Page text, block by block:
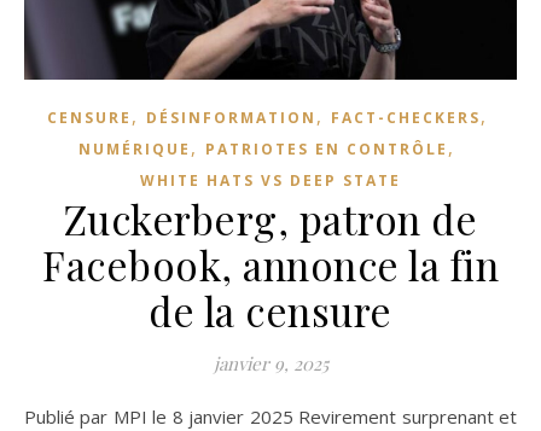
CENSURE , DÉSINFORMATION , FACT-CHECKERS,
NUMÉRIQUE , PATRIOTES EN CONTRÔLE ,
WHITE HATS VS DEEP STATE
Zuckerberg, patron de
Facebook, annonce la fin
de la censure
janvier 9, 2025
Publié par MPI le 8 janvier 2025 Revirement surprenant et